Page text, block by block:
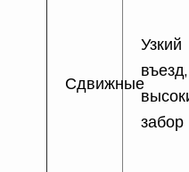
Сдвижные
Узкий
въезд,
забор